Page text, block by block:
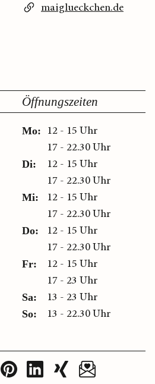
maiglueckchen.de
Öffnungszeiten
Mo:
12 - 15 Uhr
17 - 22.30 Uhr
Di:
12 - 15 Uhr
17 - 22.30 Uhr
Mi:
12 - 15 Uhr
17 - 22.30 Uhr
Do:
12 - 15 Uhr
17 - 22.30 Uhr
Fr:
12 - 15 Uhr
17 - 23 Uhr
Sa: 13 - 23 Uhr
So: 13 - 22.30 Uhr